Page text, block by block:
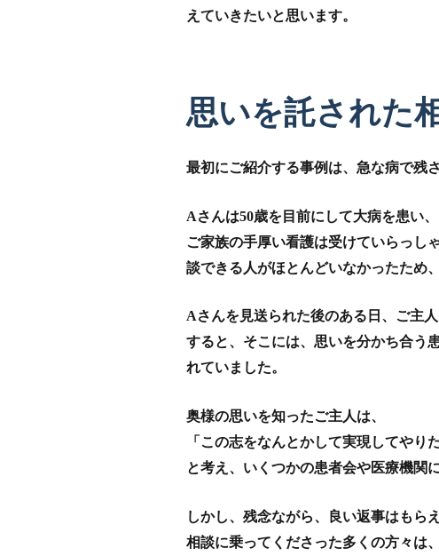
えていきたいと思います。
思いを託された
最初にご紹介する事例は、急な病で残
Aさんは50歳を目前にして大病を患い
ご家族の手厚い看護は受けていらっし
談できる人がほとんどいなかったため
Aさんを見送られた後のある日、ご主
すると、そこには、思いを分かち合う
れていました。
奥様の思いを知ったご主人は、
「この志をなんとかして実現してやり
と考え、いくつかの患者会や医療機関
しかし、残念ながら、良い返事はもら
相談に乗ってくださった多くの方々は